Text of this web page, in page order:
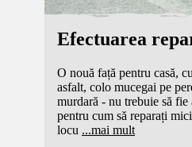
Efectuarea
O nouă față pentru casă,
asfalt, colo mucegai pe
murdară - nu trebuie să
pentru cum să reparați
locu ...mai mult